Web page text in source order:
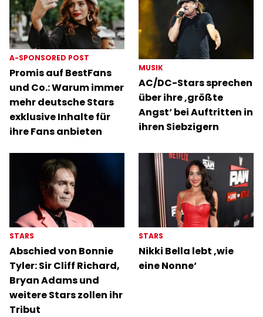
A-SPONSORED POST
Promis auf BestFans
und Co.: Warum immer
mehr deutsche Stars
exklusive Inhalte für
ihre Fans anbieten
MUSIK
AC/DC-Stars sprechen
über ihre ‚größte
Angst‘ bei Auftritten in
ihren Siebzigern
STARS
Abschied von Bonnie
Tyler: Sir Cliff Richard,
Bryan Adams und
weitere Stars zollen ihr
Tribut
STARS
Nikki Bella lebt ‚wie
eine Nonne‘